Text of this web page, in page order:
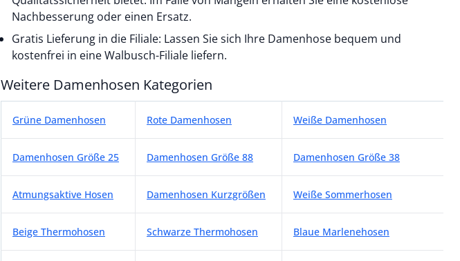
Nachbesserung oder einen Ersatz.
Gratis Lieferung in die Filiale: Lassen Sie sich Ihre Damenhose bequem und
kostenfrei in eine Walbusch-Filiale liefern.
Weitere Damenhosen Kategorien
Grüne Damenhosen Rote Damenhosen Weiße Damenhosen
Damenhosen Größe 25 Damenhosen Größe 88 Damenhosen Größe 38
Atmungsaktive Hosen Damenhosen Kurzgrößen Weiße Sommerhosen
Beige Thermohosen Schwarze Thermohosen Blaue Marlenehosen